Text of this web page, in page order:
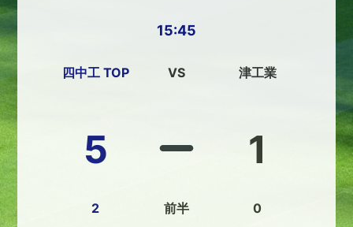
15:45
四中工 TOP
5
2
VS
前半
津工業
1
0